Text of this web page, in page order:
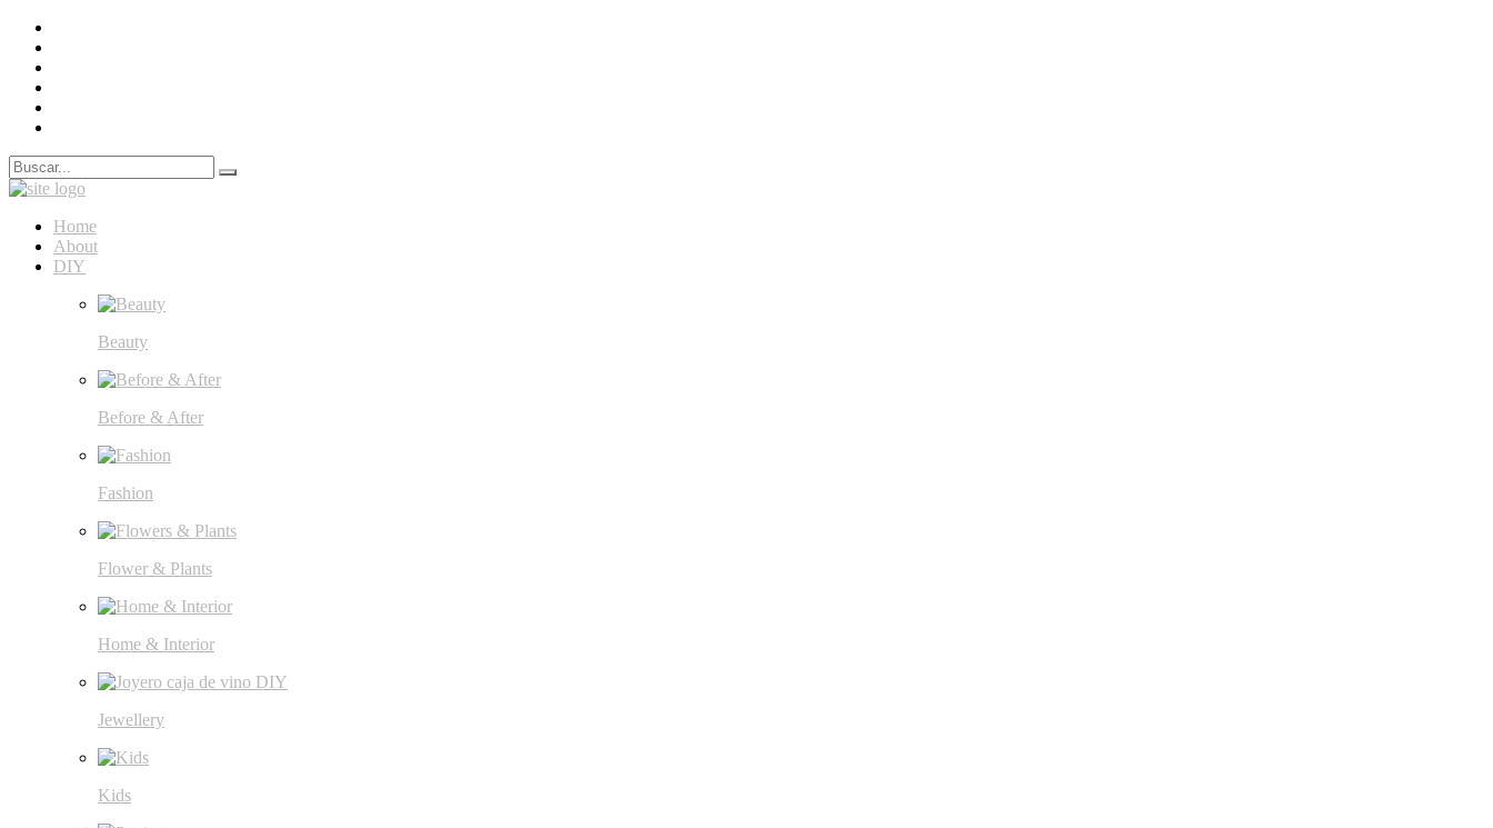
Buscar:
Home
About
DIY
Beauty
Before & After
Fashion
Flower & Plants
Home & Interior
Jewellery
Kids